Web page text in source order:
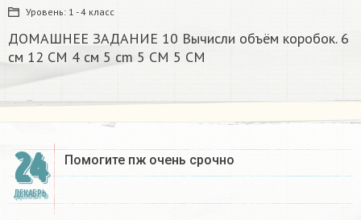
Уровень: 1 - 4 класс
ДОМАШНЕЕ ЗАДАНИЕ 10 Вычисли объём коробок. 6
см 12 CM 4 см 5 cm 5 CM 5 CM​
24
ДЕКАБРЬ
Помогите пж очень срочно​